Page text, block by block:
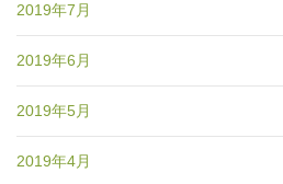
2019年7月
2019年6月
2019年5月
2019年4月